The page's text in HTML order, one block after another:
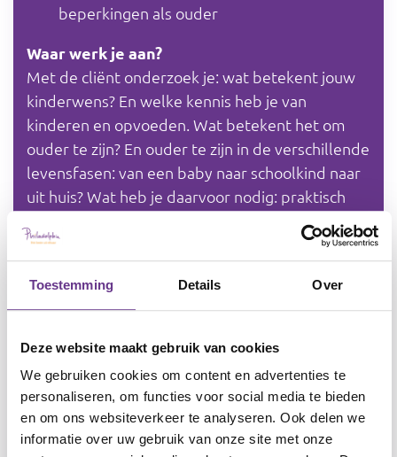
Toestemming Details Over
Deze website maakt gebruik van cookies
We gebruiken cookies om content en advertenties te
personaliseren, om functies voor social media te bieden
en om ons websiteverkeer te analyseren. Ook delen we
informatie over uw gebruik van onze site met onze
beperkingen als ouder
Waar werk je aan?
Met de cliënt onderzoek je: wat betekent jouw
kinderwens? En welke kennis heb je van
kinderen en opvoeden. Wat betekent het om
ouder te zijn? En ouder te zijn in de verschillende
levensfasen: van een baby naar schoolkind naar
uit huis? Wat heb je daarvoor nodig: praktisch
inzicht, opvoedvaardigheden, en wat vraagt het
emotioneel gezien van je? Het daadwerkelijk wel
of niet kiezen voor ouderschap is de laatste
stap. Kies je er wel voor, dan kies je ook voor een
ander leven en een andere toekomst. Dit
bewust te zijn, daar werk je aan.
doen, zonder (voor)oordelen van buitenaf. Het
belangrijkste is dat de kinderwens er mag zijn.
Schakel ook andere professionals in om samen